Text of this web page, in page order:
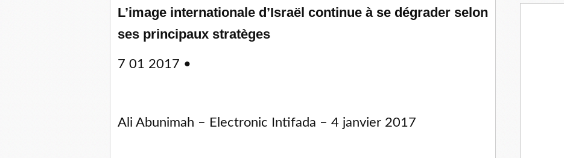
L’image internationale d’Israël continue à se dégrader selon
ses principaux stratèges
7 01 2017 •
Ali Abunimah – Electronic Intifada – 4 janvier 2017